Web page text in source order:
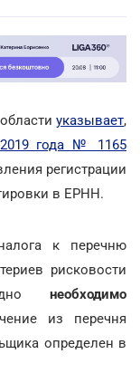
указывает,
года № 1165
регистрации
в ЕРНН.
к перечню
рисковости
необходимо
из перечня
определен в